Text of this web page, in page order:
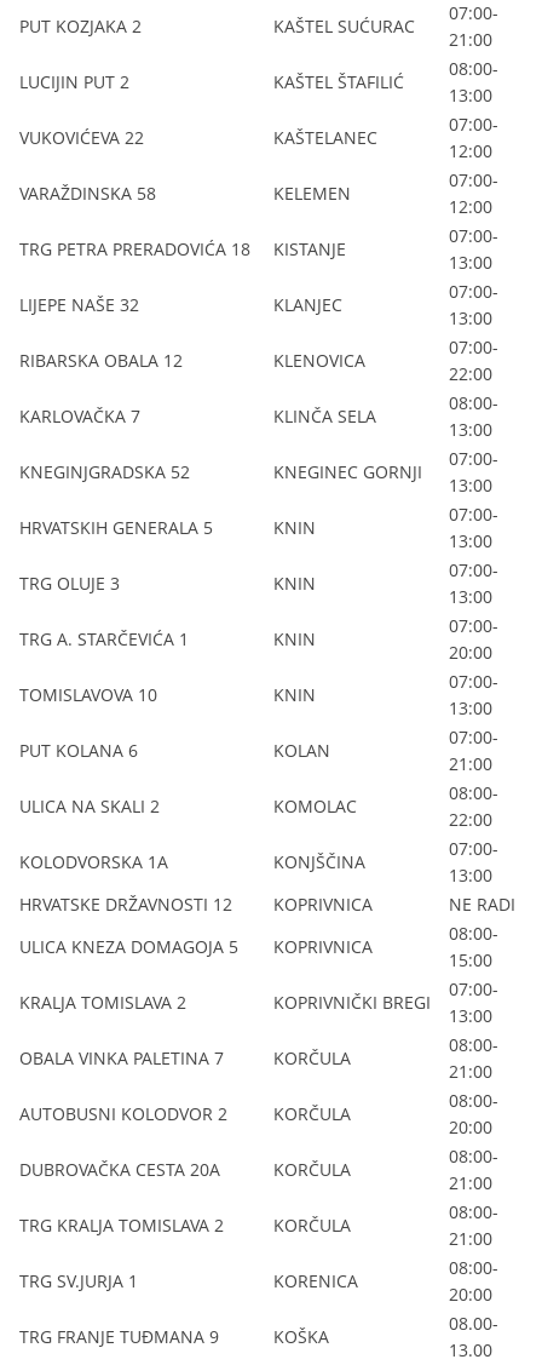
PUT KOZJAKA 2
KAŠTEL SUĆURAC
07:00-
21:00
LUCIJIN PUT 2
KAŠTEL ŠTAFILIĆ
08:00-
13:00
VUKOVIĆEVA 22
KAŠTELANEC
07:00-
12:00
VARAŽDINSKA 58
KELEMEN
07:00-
12:00
TRG PETRA PRERADOVIĆA 18
KISTANJE
07:00-
13:00
LIJEPE NAŠE 32
KLANJEC
07:00-
13:00
RIBARSKA OBALA 12
KLENOVICA
07:00-
22:00
KARLOVAČKA 7
KLINČA SELA
08:00-
13:00
KNEGINJGRADSKA 52
KNEGINEC GORNJI
07:00-
13:00
HRVATSKIH GENERALA 5
KNIN
07:00-
13:00
TRG OLUJE 3
KNIN
07:00-
13:00
TRG A. STARČEVIĆA 1
KNIN
07:00-
20:00
TOMISLAVOVA 10
KNIN
07:00-
13:00
PUT KOLANA 6
KOLAN
07:00-
21:00
ULICA NA SKALI 2
KOMOLAC
08:00-
22:00
KOLODVORSKA 1A
KONJŠČINA
07:00-
13:00
HRVATSKE DRŽAVNOSTI 12
KOPRIVNICA
NE RADI
ULICA KNEZA DOMAGOJA 5
KOPRIVNICA
08:00-
15:00
KRALJA TOMISLAVA 2
KOPRIVNIČKI BREGI
07:00-
13:00
OBALA VINKA PALETINA 7
KORČULA
08:00-
21:00
AUTOBUSNI KOLODVOR 2
KORČULA
08:00-
20:00
DUBROVAČKA CESTA 20A
KORČULA
08:00-
21:00
TRG KRALJA TOMISLAVA 2
KORČULA
08:00-
21:00
TRG SV.JURJA 1
KORENICA
08:00-
20:00
TRG FRANJE TUĐMANA 9
KOŠKA
08.00-
13.00